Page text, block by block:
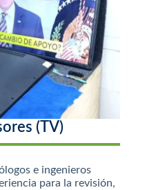
(TV)
e ingenieros
para la revisión,